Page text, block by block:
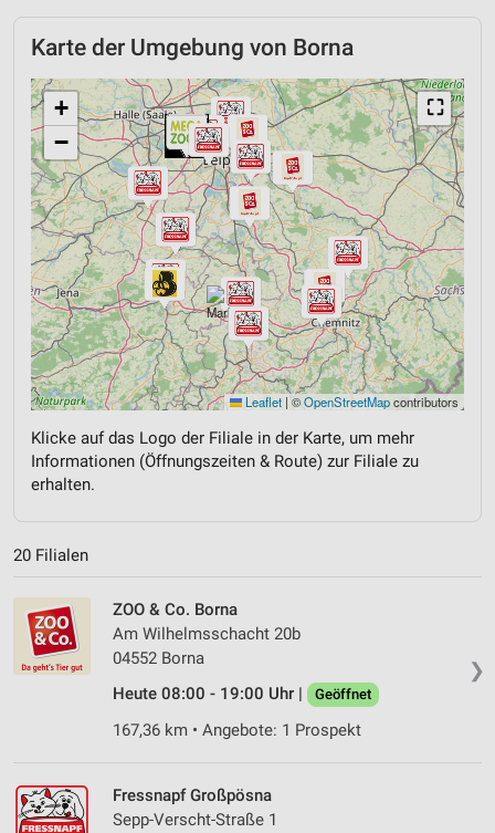
Karte der Umgebung von Borna
⛶
+
−
Leaflet | ©OpenStreetMapcontributors
Klicke auf das Logo der Filiale in der Karte, um mehr
Informationen (Öffnungszeiten & Route) zur Filiale zu
erhalten.
20 Filialen
❯
ZOO & Co. Borna
Am Wilhelmsschacht 20b
04552 Borna
Heute 08:00 - 19:00 Uhr |
Geöffnet
167,36 km • Angebote: 1 Prospekt
Fressnapf Großpösna
Sepp-Verscht-Straße 1